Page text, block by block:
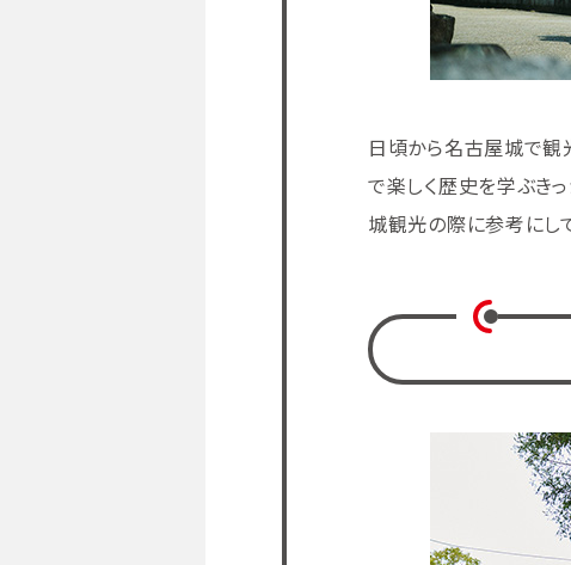
日頃から名古屋城で観
で楽しく歴史を学ぶき
城観光の際に参考にし